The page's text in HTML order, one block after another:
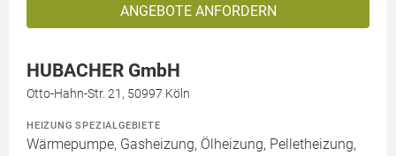
ANGEBOTE ANFORDERN
HUBACHER GmbH
Otto-Hahn-Str. 21, 50997 Köln
HEIZUNG SPEZIALGEBIETE
Wärmepumpe, Gasheizung, Ölheizung, Pelletheizung,